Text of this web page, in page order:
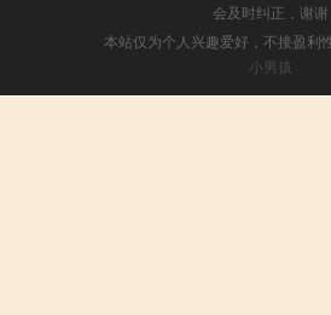
会及时纠正，谢谢
本站仅为个人兴趣爱好，不接盈利
小男孩